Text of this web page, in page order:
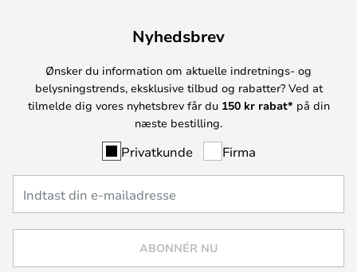
Nyhedsbrev
Ønsker du information om aktuelle indretnings- og
belysningstrends, eksklusive tilbud og rabatter? Ved at
tilmelde dig vores nyhetsbrev får du 150 kr rabat* på din
næste bestilling.
Privatkunde Firma
ABONNÉR NU